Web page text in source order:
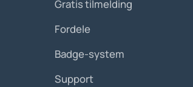
Gratis tilmelding
Fordele
Badge-system
Support